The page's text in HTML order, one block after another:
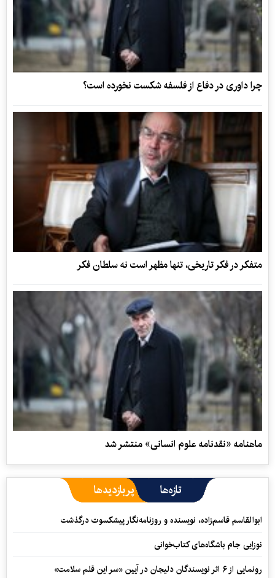
چرا داوری در دفاع از فلسفه شکست نخورده است؟
متفکر در فکر تاریخی، تنها مظهر است نه سلطان فکر
ماهنامه «نقدنامه علوم انسانی» منتشر شد
تازه‌ها پربازدیدها
ابوالقاسم قاسم‌زاده، نویسنده و روزنامه‌نگار پیشکسوت درگذشت
نوزایی جام باشگاه‌های کتاب‌خوانی
رونمایی از ۶ اثر نویسندگان دلیجان در آیین «سر این قلم سلامت»